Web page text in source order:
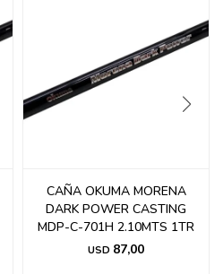
CAÑA OKUMA MORENA
DARK POWER CASTING
MDP-C-701H 2.10MTS 1TR
USD 87,00